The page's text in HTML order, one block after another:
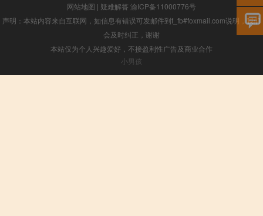
网站地图 | 疑难解答 渝ICP备11000776号
声明：本站内容来自互联网，如信息有错误可发邮件到f_fb#foxmail.com说明，我们
会及时纠正，谢谢
本站仅为个人兴趣爱好，不接盈利性广告及商业合作
小男孩